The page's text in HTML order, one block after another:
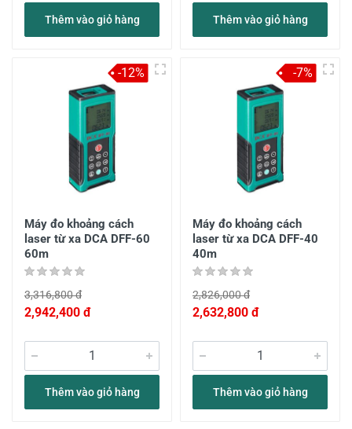
Thêm vào giỏ hàng Thêm vào giỏ hàng
Máy đo khoảng cách
laser từ xa DCA DFF-60
60m
3,316,800 đ
2,942,400 đ
Thêm vào giỏ hàng
-12%
Máy đo khoảng cách
laser từ xa DCA DFF-40
40m
2,826,000 đ
2,632,800 đ
Thêm vào giỏ hàng
-7%